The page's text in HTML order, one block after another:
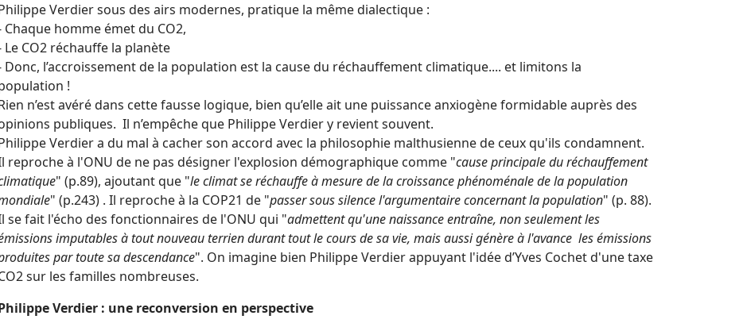
Verdier sous des airs modernes, pratique la même dialectique :
Chaque homme émet du CO2,
Le CO2 réchauffe la planète
Donc, l’accroissement de la population est la cause du réchauffement climatique.... et limitons la
!
n’est avéré dans cette fausse logique, bien qu’elle ait une puissance anxiogène formidable auprès des
publiques. Il n’empêche que Philippe Verdier y revient souvent.
Verdier a du mal à cacher son accord avec la philosophie malthusienne de ceux qu'ils condamnent.
reproche à l'ONU de ne pas désigner l'explosion démographique comme "cause principale du réchauffement
" (p.89), ajoutant que "le climat se réchauffe à mesure de la croissance phénoménale de la population
" (p.243) . Il reproche à la COP21 de "passer sous silence l'argumentaire concernant la population" (p. 88).
se fait l'écho des fonctionnaires de l'ONU qui "admettent qu'une naissance entraîne, non seulement les
imputables à tout nouveau terrien durant tout le cours de sa vie, mais aussi génère à l'avance les émissions
par toute sa descendance". On imagine bien Philippe Verdier appuyant l'idée d’Yves Cochet d'une taxe
sur les familles nombreuses.
Verdier : une reconversion en perspective